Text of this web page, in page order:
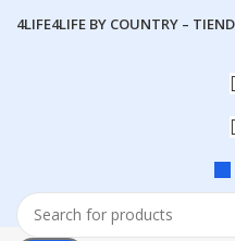
4LIFE4LIFE BY COUNTRY –